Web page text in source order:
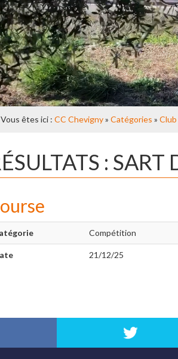
Vous êtes ici : CC Chevigny» Catégories » Club
:
Compétition
21/12/25